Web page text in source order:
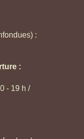
:
:
- 19 h /